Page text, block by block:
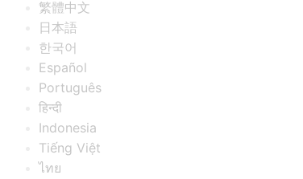
繁體中文
日本語
한국어
Español
Português
हिन्दी
Indonesia
Tiếng Việt
ไทย